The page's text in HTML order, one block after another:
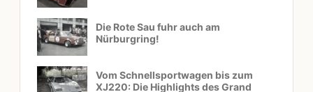
Die Rote Sau fuhr auch am
Nürburgring!
Vom Schnellsportwagen bis zum
XJ220: Die Highlights des Grand